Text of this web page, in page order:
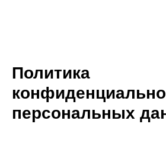
Политика
персональных